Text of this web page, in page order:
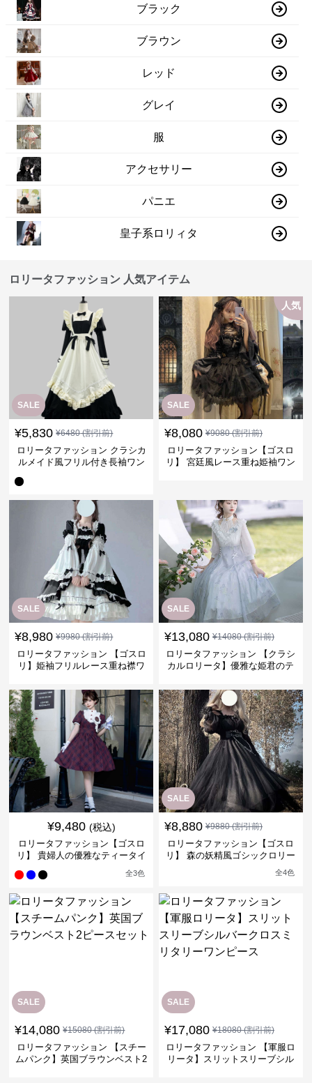
ブラック
ブラウン
レッド
グレイ
服
アクセサリー
パニエ
皇子系ロリィタ
ロリータファッション 人気アイテム
SALE
¥5,830 ¥6480(割引前)
ロリータファッション クラシカ
ルメイド風フリル付き長袖ワン
SALE
人気
¥8,080 ¥9080(割引前)
ロリータファッション【ゴスロ
リ】 宮廷風レース重ね姫袖ワン
SALE
¥8,980 ¥9980(割引前)
ロリータファッション 【ゴスロ
リ】姫袖フリルレース重ね襟ワ
SALE
¥13,080 ¥14080(割引前)
ロリータファッション 【クラシ
カルロリータ】優雅な姫君のテ
¥9,480 (税込)
ロリータファッション【ゴスロ
リ】 貴婦人の優雅なティータイ
全3色
SALE
¥8,880 ¥9880(割引前)
ロリータファッション【ゴスロ
リ】 森の妖精風ゴシックロリー
全4色
SALE
¥14,080 ¥15080(割引前)
ロリータファッション 【スチー
ムパンク】英国ブラウンベスト2
SALE
¥17,080 ¥18080(割引前)
ロリータファッション 【軍服ロ
リータ】スリットスリーブシル